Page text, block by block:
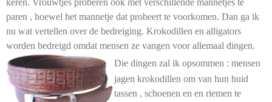
keren. Vrouwtjes proberen ook met verschillende mannetjes te
paren , hoewel het mannetje dat probeert te voorkomen. Dan ga ik
nu wat vertellen over de bedreiging. Krokodillen en alligators
worden bedreigd omdat mensen ze vangen voor allemaal dingen.
Die dingen zal ik opsommen : mensen
jagen krokodillen om van hun huid
tassen , schoenen en en riemen te